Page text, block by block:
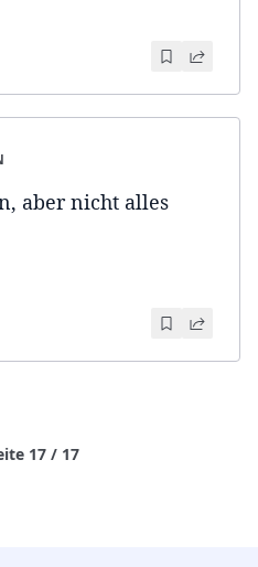
aber nicht alles
17 / 17